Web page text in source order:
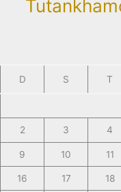
D S T
2 3 4
9 10 11
16 17 18